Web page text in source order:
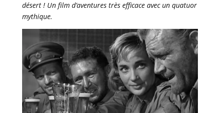
désert ! Un film d’aventures très efficace avec un quatuor
mythique.